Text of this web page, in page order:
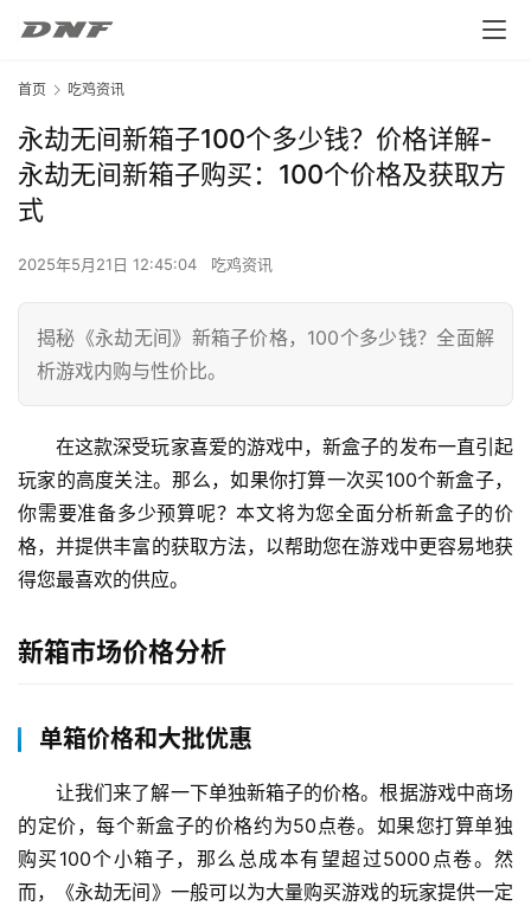
首页 吃鸡资讯
永劫无间新箱子100个多少钱？价格详解-
永劫无间新箱子购买：100个价格及获取方
式
2025年5月21日 12:45:04 吃鸡资讯
揭秘《永劫无间》新箱子价格，100个多少钱？全面解
析游戏内购与性价比。
在这款深受玩家喜爱的游戏中，新盒子的发布一直引起
玩家的高度关注。那么，如果你打算一次买100个新盒子，
你需要准备多少预算呢？本文将为您全面分析新盒子的价
格，并提供丰富的获取方法，以帮助您在游戏中更容易地获
得您最喜欢的供应。
新箱市场价格分析
单箱价格和大批优惠
让我们来了解一下单独新箱子的价格。根据游戏中商场
的定价，每个新盒子的价格约为50点卷。如果您打算单独
购买100个小箱子，那么总成本有望超过5000点卷。然
而，《永劫无间》一般可以为大量购买游戏的玩家提供一定